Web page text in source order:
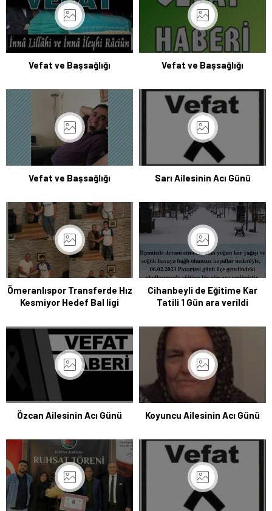
Vefat ve Başsağlığı Vefat ve Başsağlığı
Vefat ve Başsağlığı Sarı Ailesinin Acı Günü
Ömeranlıspor Transferde Hız
Kesmiyor Hedef Bal ligi
Cihanbeyli de Eğitime Kar
Tatili 1 Gün ara verildi
Özcan Ailesinin Acı Günü Koyuncu Ailesinin Acı Günü